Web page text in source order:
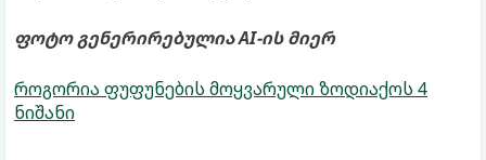
ფოტო გენერირებულია AI-ის მიერ
როგორია ფუფუნების მოყვარული ზოდიაქოს 4
ნიშანი